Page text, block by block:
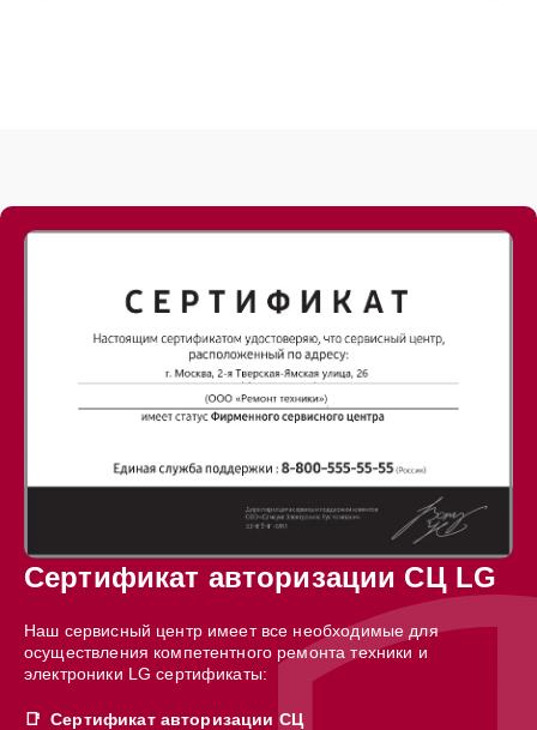
Сертификат авторизации СЦ LG
Наш сервисный центр имеет все необходимые для
осуществления компетентного ремонта техники и
электроники LG сертификаты:
Сертификат авторизации СЦ